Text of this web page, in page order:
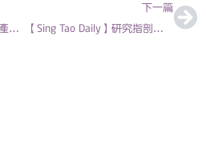
【am730】理大研究 剖腹產嬰腸道益生菌較少 易患食物過敏或濕疹| 兒科專科醫生徐梓筠
下一篇
【Sing Tao Daily】研究指剖腹生產嬰兒腸道雙歧桿菌近乎零 兒科醫生徐梓筠促及早補充益生菌